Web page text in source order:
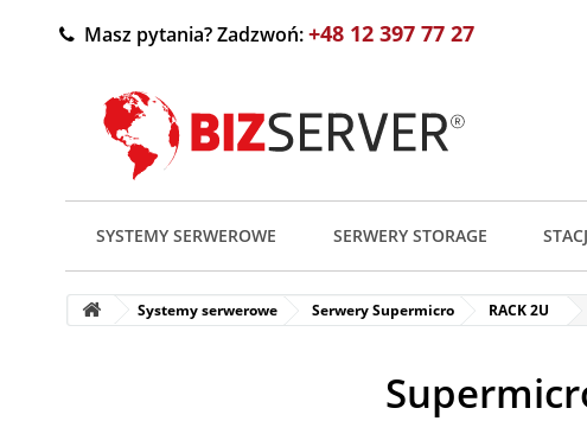
Masz pytania? Zadzwoń:+48 12 397 77 27
SYSTEMY SERWEROWE SERWERY STORAGE
Systemy serwerowe Serwery Supermicro RACK 2U